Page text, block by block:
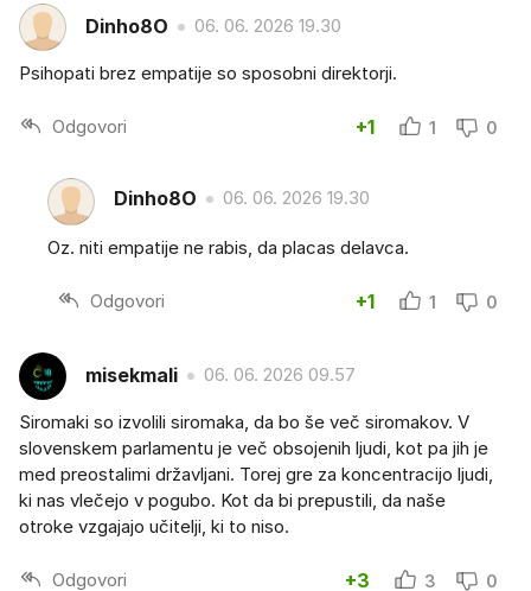
Dinho8O 06. 06. 2026 19.30
Psihopati brez empatije so sposobni direktorji.
Odgovori +1 1 0
Dinho8O 06. 06. 2026 19.30
Oz. niti empatije ne rabis, da placas delavca.
Odgovori +1 1 0
misekmali 06. 06. 2026 09.57
Siromaki so izvolili siromaka, da bo še več siromakov. V
slovenskem parlamentu je več obsojenih ljudi, kot pa jih je
med preostalimi državljani. Torej gre za koncentracijo ljudi,
ki nas vlečejo v pogubo. Kot da bi prepustili, da naše
otroke vzgajajo učitelji, ki to niso.
Odgovori +3 3 0